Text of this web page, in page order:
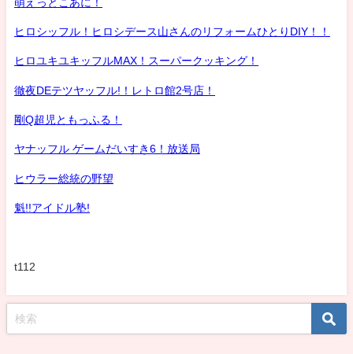
ヒロシッフル！ヒロシデース山さんのリフォームひとりDIY！！
ヒロユキユキッフルMAX！スーパークッキング！
徹夜DEテツヤッフル!！レトロ館2号店！
剛Q超児ともっふる！
ヤナッフル ゲームだいすき6！放送局
ヒウラー総統の野望
魁!!アイドル塾!
t112